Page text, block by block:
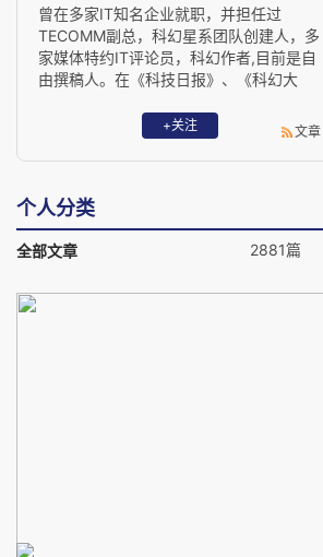
曾在多家IT知名企业就职，并担任过
TECOMM副总，科幻星系团队创建人，多
家媒体特约IT评论员，科幻作者,目前是自
由撰稿人。在《科技日报》、《科幻大
动漫》、《看电影》、《飞碟探索》、
《百科知识》、《奥秘》、《新希望》、
《电脑报》、《计算机世界》、《软件世
浪、搜狐、腾讯、网易、赛迪等多家网络
媒体开有特邀专栏。
+关注 文章
个人分类
全部文章 2881篇